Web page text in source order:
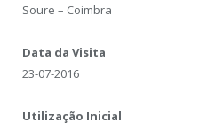
Soure – Coimbra
Data da Visita
23-07-2016
Utilização Inicial